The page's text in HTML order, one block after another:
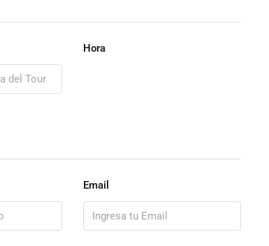
Hora
Email